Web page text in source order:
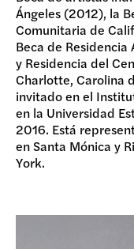
Ángeles (2012), la
Comunitaria de
Beca de
y Residencia del
Charlotte, Carolina
invitado en el
en la Universidad
2016. Está
en Santa Mónica y
York.